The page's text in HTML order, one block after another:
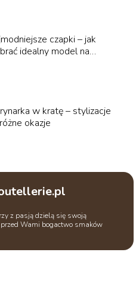
czapki – jak
idealny model na
w kratę – stylizacje
okazje
z pasją dzielą się swoją
Wami bogactwo smaków